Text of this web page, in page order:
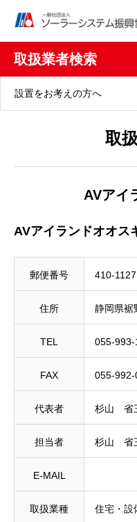
取扱業者検索
設置をお考えの方へ
取
AVアイ
AVアイランドオオス
郵便番号 410-1127
住所 静岡県裾
TEL 055-993-
FAX 055-992-
代表者 杉山 省
担当者 杉山 省
E-MAIL
取扱業種 住宅・設